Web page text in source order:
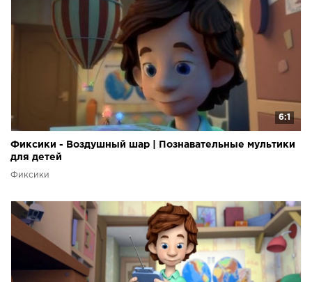
6:1
Фиксики - Воздушный шар | Познавательные мультики
для детей
Фиксики